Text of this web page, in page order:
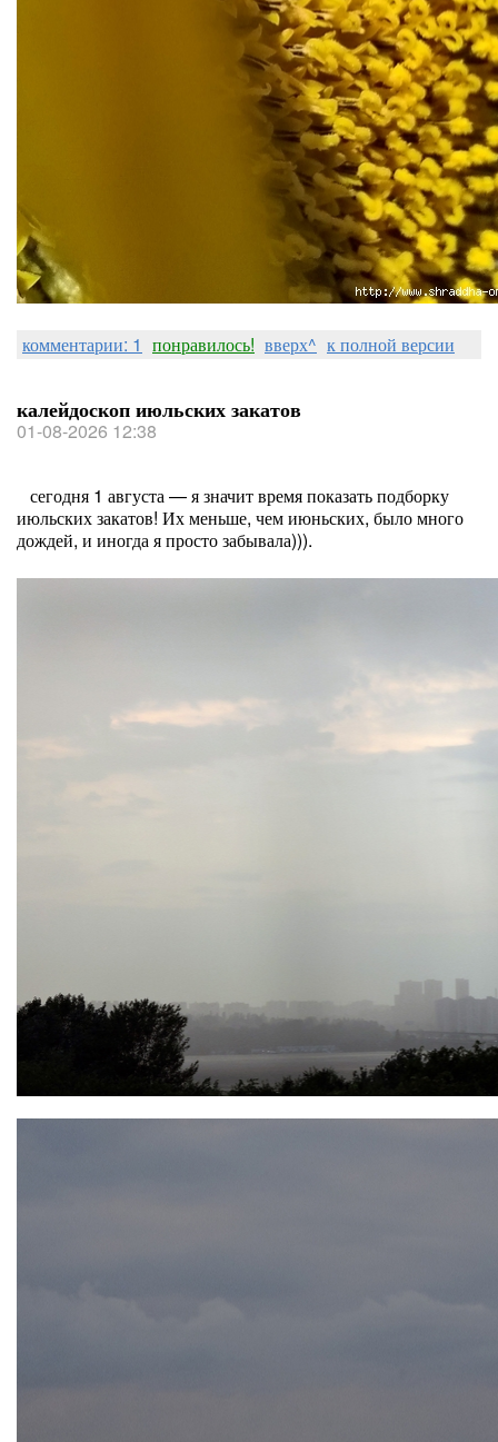
комментарии: 1 понравилось! вверх^ к полной версии
калейдоскоп июльских закатов
01-08-2026 12:38
сегодня 1 августа — я значит время показать подборку
июльских закатов! Их меньше, чем июньских, было много
дождей, и иногда я просто забывала))).